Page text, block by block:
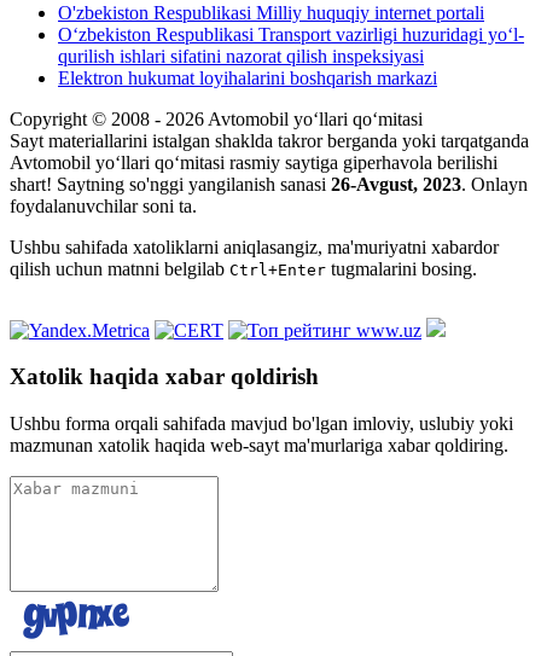
O'zbekiston Respublikasi Milliy huquqiy internet portali
O‘zbekiston Respublikasi Transport vazirligi huzuridagi yo‘l-
qurilish ishlari sifatini nazorat qilish inspeksiyasi
Elektron hukumat loyihalarini boshqarish markazi
Copyright © 2008 - 2026 Avtomobil yo‘llari qo‘mitasi
Sayt materiallarini istalgan shaklda takror berganda yoki tarqatganda
Avtomobil yo‘llari qo‘mitasi rasmiy saytiga giperhavola berilishi
shart! Saytning so'nggi yangilanish sanasi 26-Avgust, 2023. Onlayn
foydalanuvchilar soni ta.
Ushbu sahifada xatoliklarni aniqlasangiz, ma'muriyatni xabardor
qilish uchun matnni belgilab Ctrl+Enter tugmalarini bosing.
Xatolik haqida xabar qoldirish
Ushbu forma orqali sahifada mavjud bo'lgan imloviy, uslubiy yoki
mazmunan xatolik haqida web-sayt ma'murlariga xabar qoldiring.